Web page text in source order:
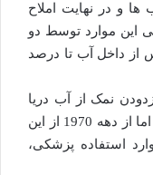
ها و در نهایت املاح
این موارد توسط دو
از داخل آب تا درصد
نمک از آب دریا
برای دستیابی به آب تازه) معروف است اما از دهه 1970 از این
استفاده پزشکی،